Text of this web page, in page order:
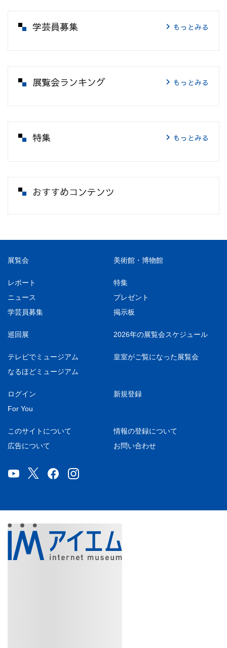
学芸員募集 もっとみる
展覧会ランキング もっとみる
特集 もっとみる
おすすめコンテンツ
展覧会 美術館・博物館
レポート
特集
ニュース
プレゼント
学芸員募集
掲示板
巡回展 2026年の展覧会スケジュール
テレビでミュージアム
皇室がご覧になった展覧会
なるほどミュージアム
ログイン
新規登録
For You
このサイトについて
情報の登録について
広告について
お問い合わせ